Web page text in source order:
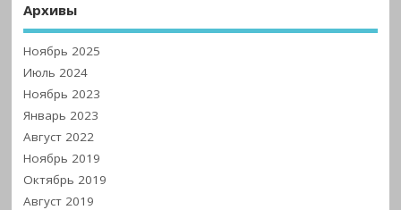
Архивы
Ноябрь 2025
Июль 2024
Ноябрь 2023
Январь 2023
Август 2022
Ноябрь 2019
Октябрь 2019
Август 2019